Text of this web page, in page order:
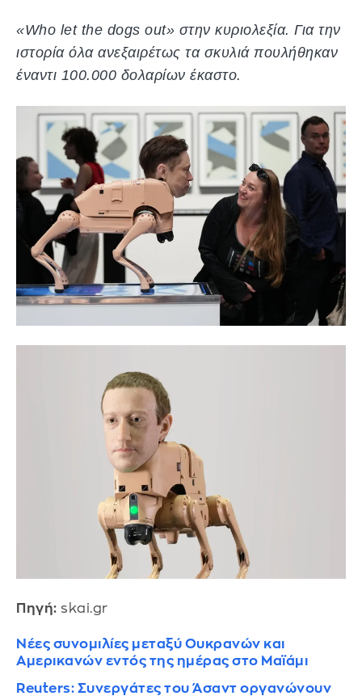
«Who let the dogs out» στην κυριολεξία. Για την
ιστορία όλα ανεξαιρέτως τα σκυλιά πουλήθηκαν
έναντι 100.000 δολαρίων έκαστο.
Πηγή: skai.gr
Νέες συνομιλίες μεταξύ Ουκρανών και
Αμερικανών εντός της ημέρας στο Μαϊάμι
Reuters: Συνεργάτες του Άσαντ οργανώνουν